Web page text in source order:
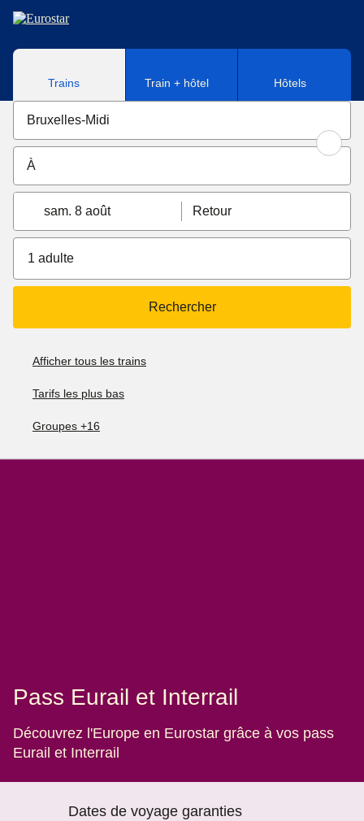
Aller au contenu principal
Trains Train + hôtel Hôtels
sam. 8 août Retour
1 adulte
Rechercher
Afficher tous les trains
Tarifs les plus bas
Groupes +16
Pass Eurail et Interrail
Découvrez l'Europe en Eurostar grâce à vos pass
Eurail et Interrail
Dates de voyage garanties